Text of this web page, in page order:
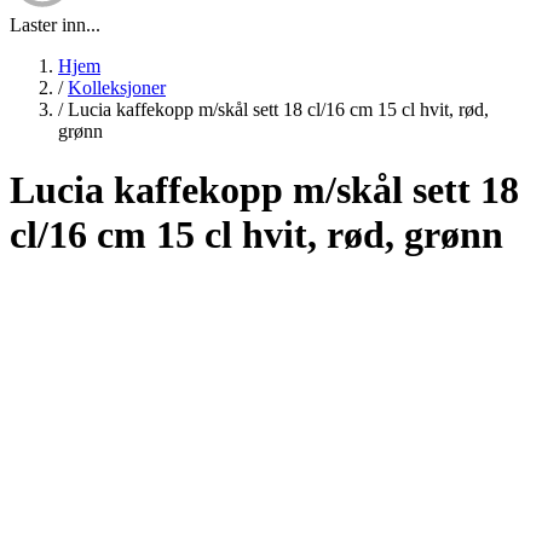
Laster inn...
Hjem
/ Kolleksjoner
/ Lucia kaffekopp m/skål sett 18 cl/16 cm 15 cl hvit, rød,
grønn
Lucia kaffekopp m/skål sett 18
cl/16 cm 15 cl hvit, rød, grønn